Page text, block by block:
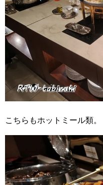
こちらもホットミール類。